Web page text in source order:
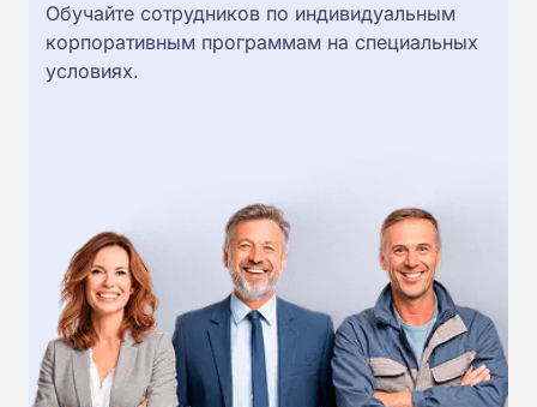
Обучайте сотрудников по индивидуальным
корпоративным программам на специальных
условиях.